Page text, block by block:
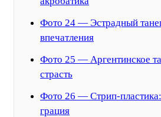
Фото 24 — Эстрадный
впечатления
Фото 25 — Аргентинское
страсть
Фото 26 — Стрип-
грация